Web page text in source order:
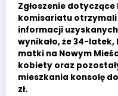
Zgłoszenie
komisariatu otrzymali
informacji
wynikało, że 34-
matki na Nowym
kobiety oraz
mieszkania konsolę
zł.